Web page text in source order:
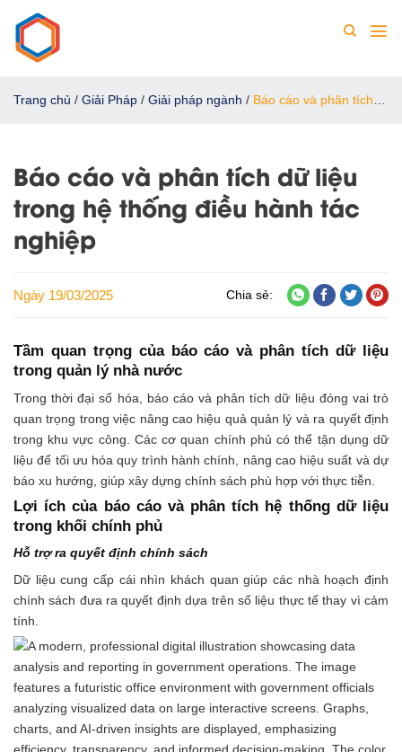
đến
nội
Trang chủ / Giải Pháp / Giải pháp ngành / Báo cáo và phân tích
Báo cáo và phân tích dữ liệu
trong hệ thống điều hành tác
nghiệp
Ngày 19/03/2025 Chia sẻ:
Tầm quan trọng của báo cáo và phân tích dữ liệu
trong quản lý nhà nước
Trong thời đại số hóa, báo cáo và phân tích dữ liệu đóng vai trò
quan trọng trong việc nâng cao hiệu quả quản lý và ra quyết định
trong khu vực công. Các cơ quan chính phủ có thể tận dụng dữ
liệu để tối ưu hóa quy trình hành chính, nâng cao hiệu suất và dự
báo xu hướng, giúp xây dựng chính sách phù hợp với thực tiễn.
Lợi ích của báo cáo và phân tích hệ thống dữ liệu
trong khối chính phủ
Hỗ trợ ra quyết định chính sách
Dữ liệu cung cấp cái nhìn khách quan giúp các nhà hoạch định
chính sách đưa ra quyết định dựa trên số liệu thực tế thay vì cảm
tính.